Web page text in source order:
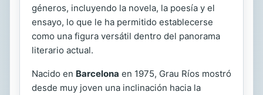
géneros, incluyendo la novela, la poesía y el
ensayo, lo que le ha permitido establecerse
como una figura versátil dentro del panorama
literario actual.
Nacido en Barcelona en 1975, Grau Ríos mostró
desde muy joven una inclinación hacia la